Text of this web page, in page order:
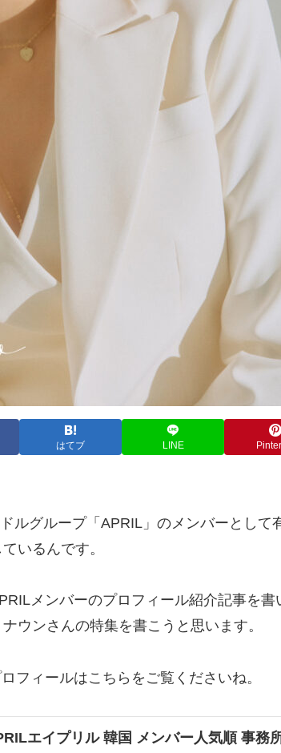
はてブ LINE
ルグループ「APRIL」のメンバーとして
いるんです。
メンバーのプロフィール紹介記事を
ウンさんの特集を書こうと思います。
フィールはこちらをご覧くださいね。
エイプリル 韓国 メンバー人気順 事務